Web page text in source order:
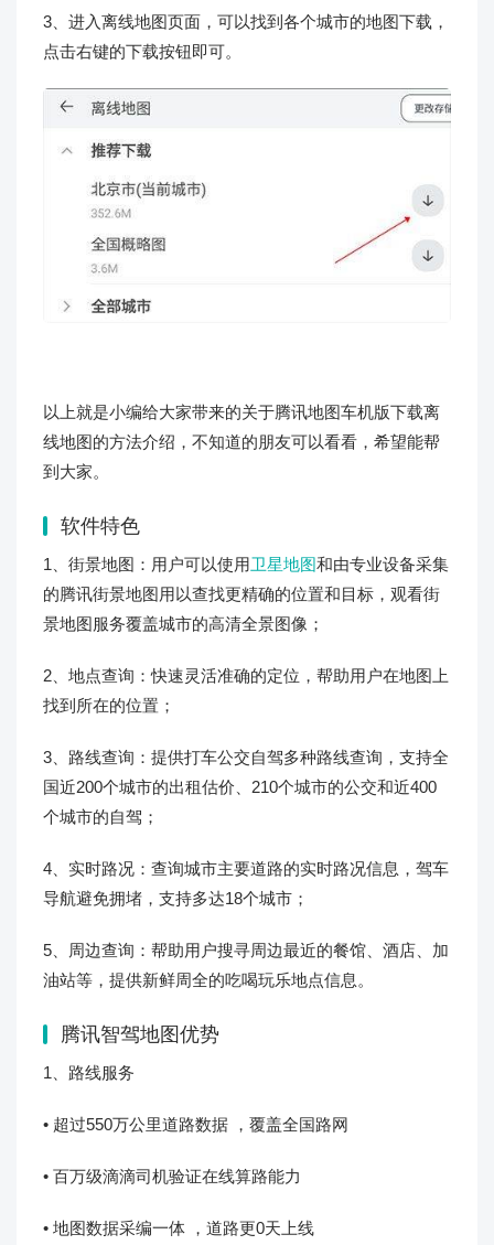
3、进入离线地图页面，可以找到各个城市的地图下载，
点击右键的下载按钮即可。
以上就是小编给大家带来的关于腾讯地图车机版下载离
线地图的方法介绍，不知道的朋友可以看看，希望能帮
到大家。
软件特色
1、街景地图：用户可以使用卫星地图和由专业设备采集
的腾讯街景地图用以查找更精确的位置和目标，观看街
景地图服务覆盖城市的高清全景图像；
2、地点查询：快速灵活准确的定位，帮助用户在地图上
找到所在的位置；
3、路线查询：提供打车公交自驾多种路线查询，支持全
国近200个城市的出租估价、210个城市的公交和近400
个城市的自驾；
4、实时路况：查询城市主要道路的实时路况信息，驾车
导航避免拥堵，支持多达18个城市；
5、周边查询：帮助用户搜寻周边最近的餐馆、酒店、加
油站等，提供新鲜周全的吃喝玩乐地点信息。
腾讯智驾地图优势
1、路线服务
• 超过550万公里道路数据 ，覆盖全国路网
• 百万级滴滴司机验证在线算路能力
• 地图数据采编一体 ，道路更0天上线